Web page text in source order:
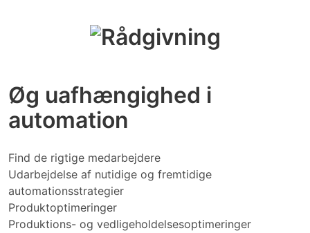
Øg uafhængighed i
automation
Find de rigtige medarbejdere
Udarbejdelse af nutidige og fremtidige
automationsstrategier
Produktoptimeringer
Produktions- og vedligeholdelsesoptimeringer